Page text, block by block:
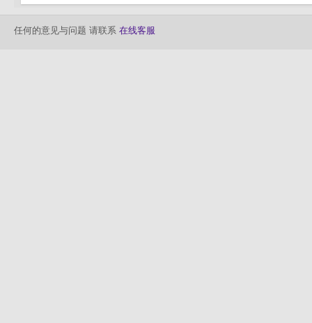
任何的意见与问题 请联系 在线客服